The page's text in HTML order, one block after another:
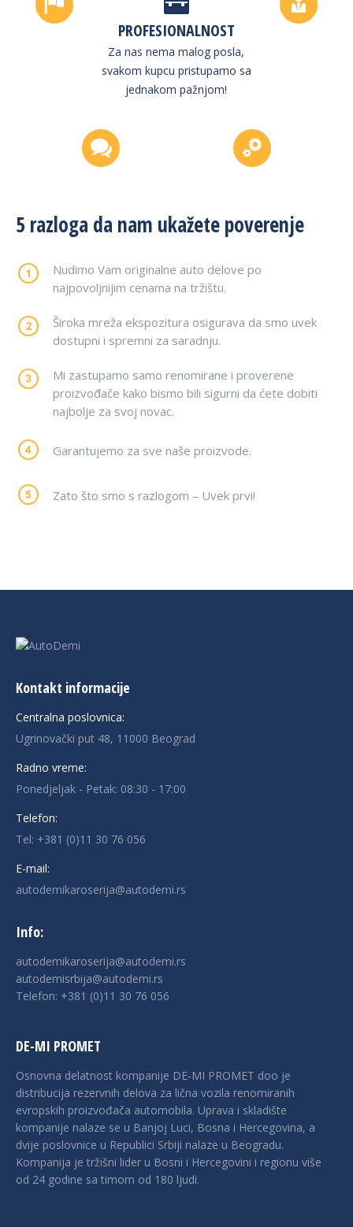
PROFESIONALNOST
Za nas nema malog posla,
svakom kupcu pristupamo sa
jednakom pažnjom!
5 razloga da nam ukažete poverenje
Nudimo Vam originalne auto delove po
najpovoljnijim cenama na tržištu.
Široka mreža ekspozitura osigurava da smo uvek
dostupni i spremni za saradnju.
Mi zastupamo samo renomirane i proverene
proizvođače kako bismo bili sigurni da ćete dobiti
najbolje za svoj novac.
Garantujemo za sve naše proizvode.
Zato što smo s razlogom – Uvek prvi!
Kontakt informacije
Centralna poslovnica:
Ugrinovački put 48, 11000 Beograd
Radno vreme:
Ponedjeljak - Petak: 08:30 - 17:00
Telefon:
Tel: +381 (0)11 30 76 056
E-mail:
autodemikaroserija@autodemi.rs
Info:
autodemikaroserija@autodemi.rs
autodemisrbija@autodemi.rs
Telefon: +381 (0)11 30 76 056
DE-MI PROMET
Osnovna delatnost kompanije DE-MI PROMET doo je
distribucija rezervnih delova za lična vozila renomiranih
evropskih proizvođača automobila. Uprava i skladište
kompanije nalaze se u Banjој Luci, Bosna i Hercegovina, a
dvije poslovnice u Republici Srbiji nalaze u Beogradu.
Kompanija je tržišni lider u Bosni i Hercegovini i regionu više
od 24 godine sa timom od 180 ljudi.